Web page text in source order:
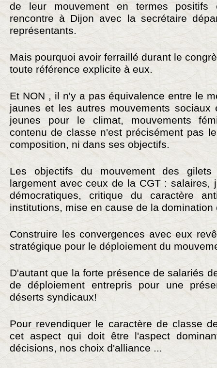
de leur mouvement en termes positifs
rencontre à Dijon avec la secrétaire
représentants.
Mais pourquoi avoir ferraillé durant le
toute référence explicite à eux.
Et NON , il n'y a pas équivalence entre le
jaunes et les autres mouvements
jeunes pour le climat, mouvements
contenu de classe n'est précisément pas
composition, ni dans ses objectifs.
Les objectifs du mouvement des gilets
largement avec ceux de la CGT : salaires,
démocratiques, critique du caractère
institutions, mise en cause de la domination
Construire les convergences avec eux
stratégique pour le déploiement du
D'autant que la forte présence de salariés
de déploiement entrepris pour une
déserts syndicaux!
Pour revendiquer le caractère de classe
cet aspect qui doit être l'aspect
décisions, nos choix d'alliance ...